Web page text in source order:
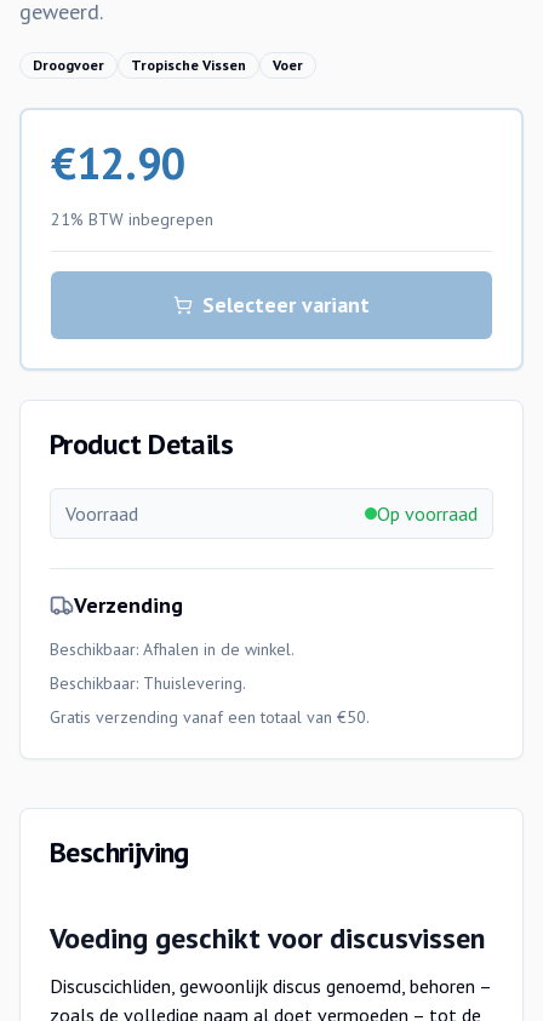
geweerd.
Droogvoer Tropische Vissen Voer
€12.90
21% BTW inbegrepen
Selecteer variant
Product Details
Voorraad Op voorraad
Verzending
Beschikbaar: Afhalen in de winkel.
Beschikbaar: Thuislevering.
Gratis verzending vanaf een totaal van €50.
Beschrijving
Voeding geschikt voor discusvissen
Discuscichliden, gewoonlijk discus genoemd, behoren –
zoals de volledige naam al doet vermoeden – tot de